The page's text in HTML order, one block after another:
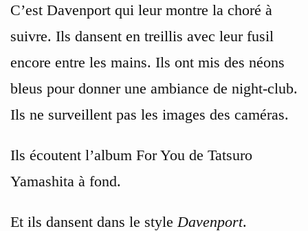
C’est Davenport qui leur montre la choré à
suivre. Ils dansent en treillis avec leur fusil
encore entre les mains. Ils ont mis des néons
bleus pour donner une ambiance de night-club.
Ils ne surveillent pas les images des caméras.
Ils écoutent l’album For You de Tatsuro
Yamashita à fond.
Et ils dansent dans le style Davenport.